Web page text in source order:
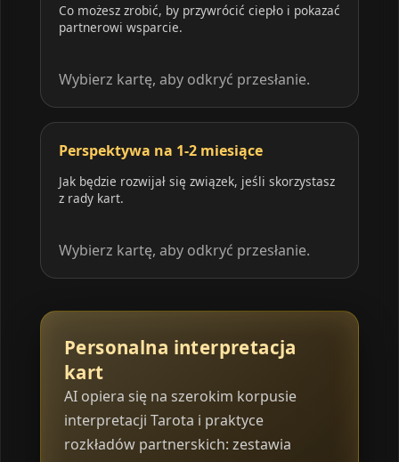
Co możesz zrobić, by przywrócić ciepło i pokazać
partnerowi wsparcie.
Wybierz kartę, aby odkryć przesłanie.
Perspektywa na 1-2 miesiące
Jak będzie rozwijał się związek, jeśli skorzystasz
z rady kart.
Wybierz kartę, aby odkryć przesłanie.
Personalna interpretacja
kart
AI opiera się na szerokim korpusie
interpretacji Tarota i praktyce
rozkładów partnerskich: zestawia